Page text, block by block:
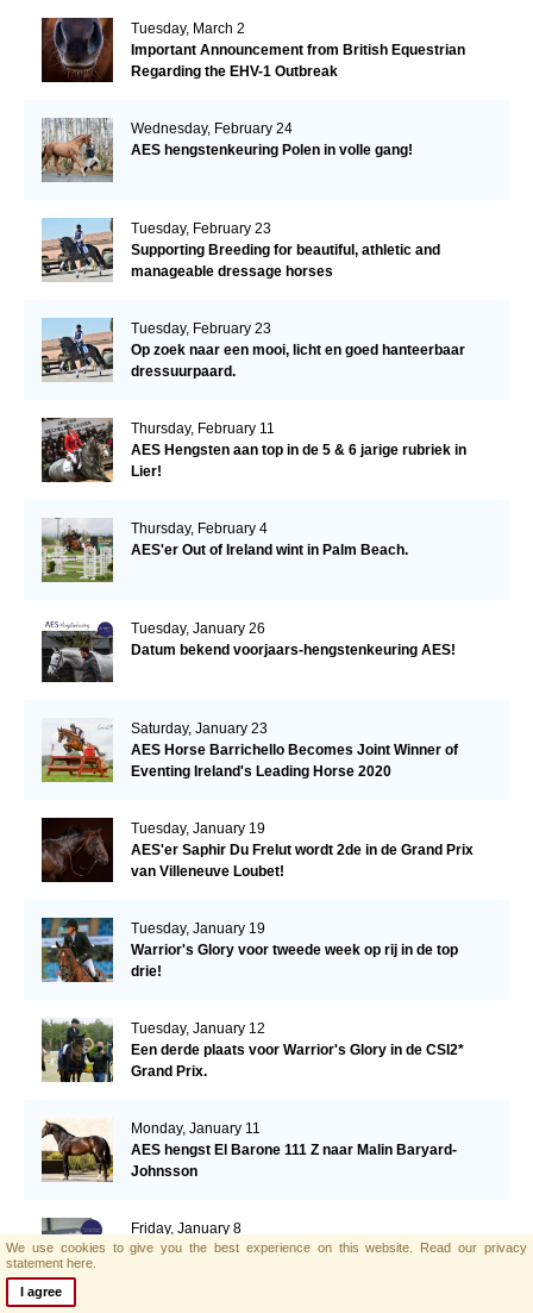
Tuesday, March 2
Important Announcement from British Equestrian
Regarding the EHV-1 Outbreak
Wednesday, February 24
AES hengstenkeuring Polen in volle gang!
Tuesday, February 23
Supporting Breeding for beautiful, athletic and
manageable dressage horses
Tuesday, February 23
Op zoek naar een mooi, licht en goed hanteerbaar
dressuurpaard.
Thursday, February 11
AES Hengsten aan top in de 5 & 6 jarige rubriek in
Lier!
Thursday, February 4
AES'er Out of Ireland wint in Palm Beach.
Tuesday, January 26
Datum bekend voorjaars-hengstenkeuring AES!
Saturday, January 23
AES Horse Barrichello Becomes Joint Winner of
Eventing Ireland's Leading Horse 2020
Tuesday, January 19
AES'er Saphir Du Frelut wordt 2de in de Grand Prix
van Villeneuve Loubet!
Tuesday, January 19
Warrior's Glory voor tweede week op rij in de top
drie!
Tuesday, January 12
Een derde plaats voor Warrior's Glory in de CSI2*
Grand Prix.
Monday, January 11
AES hengst El Barone 111 Z naar Malin Baryard-
Johnsson
Friday, January 8
Opwaardeerkeuring Opglabeek
We use cookies to give you the best experience on this website. Read our privacy
statement here.
I agree